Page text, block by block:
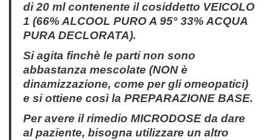
di 20 ml contenente il cosiddetto VEICOLO
1 (66% ALCOOL PURO A 95° 33% ACQUA
PURA DECLORATA).
Si agita finchè le parti non sono
abbastanza mescolate (NON è
dinamizzazione, come per gli omeopatici)
e si ottiene così la PREPARAZIONE BASE.
Per avere il rimedio MICRODOSE da dare
al paziente, bisogna utilizzare un altro